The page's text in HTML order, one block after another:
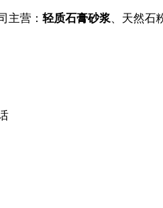
主营： 轻质石膏砂浆 、天然石